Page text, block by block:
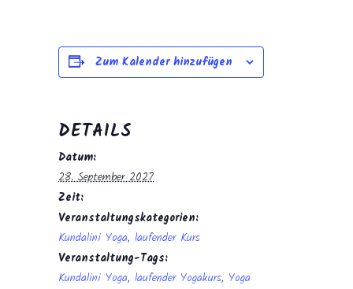
Zum Kalender hinzufügen
DETAILS
Datum:
28. September 2027
Zeit:
Veranstaltungskategorien:
Kundalini Yoga, laufender Kurs
Veranstaltung-Tags:
Kundalini Yoga, laufender Yogakurs, Yoga